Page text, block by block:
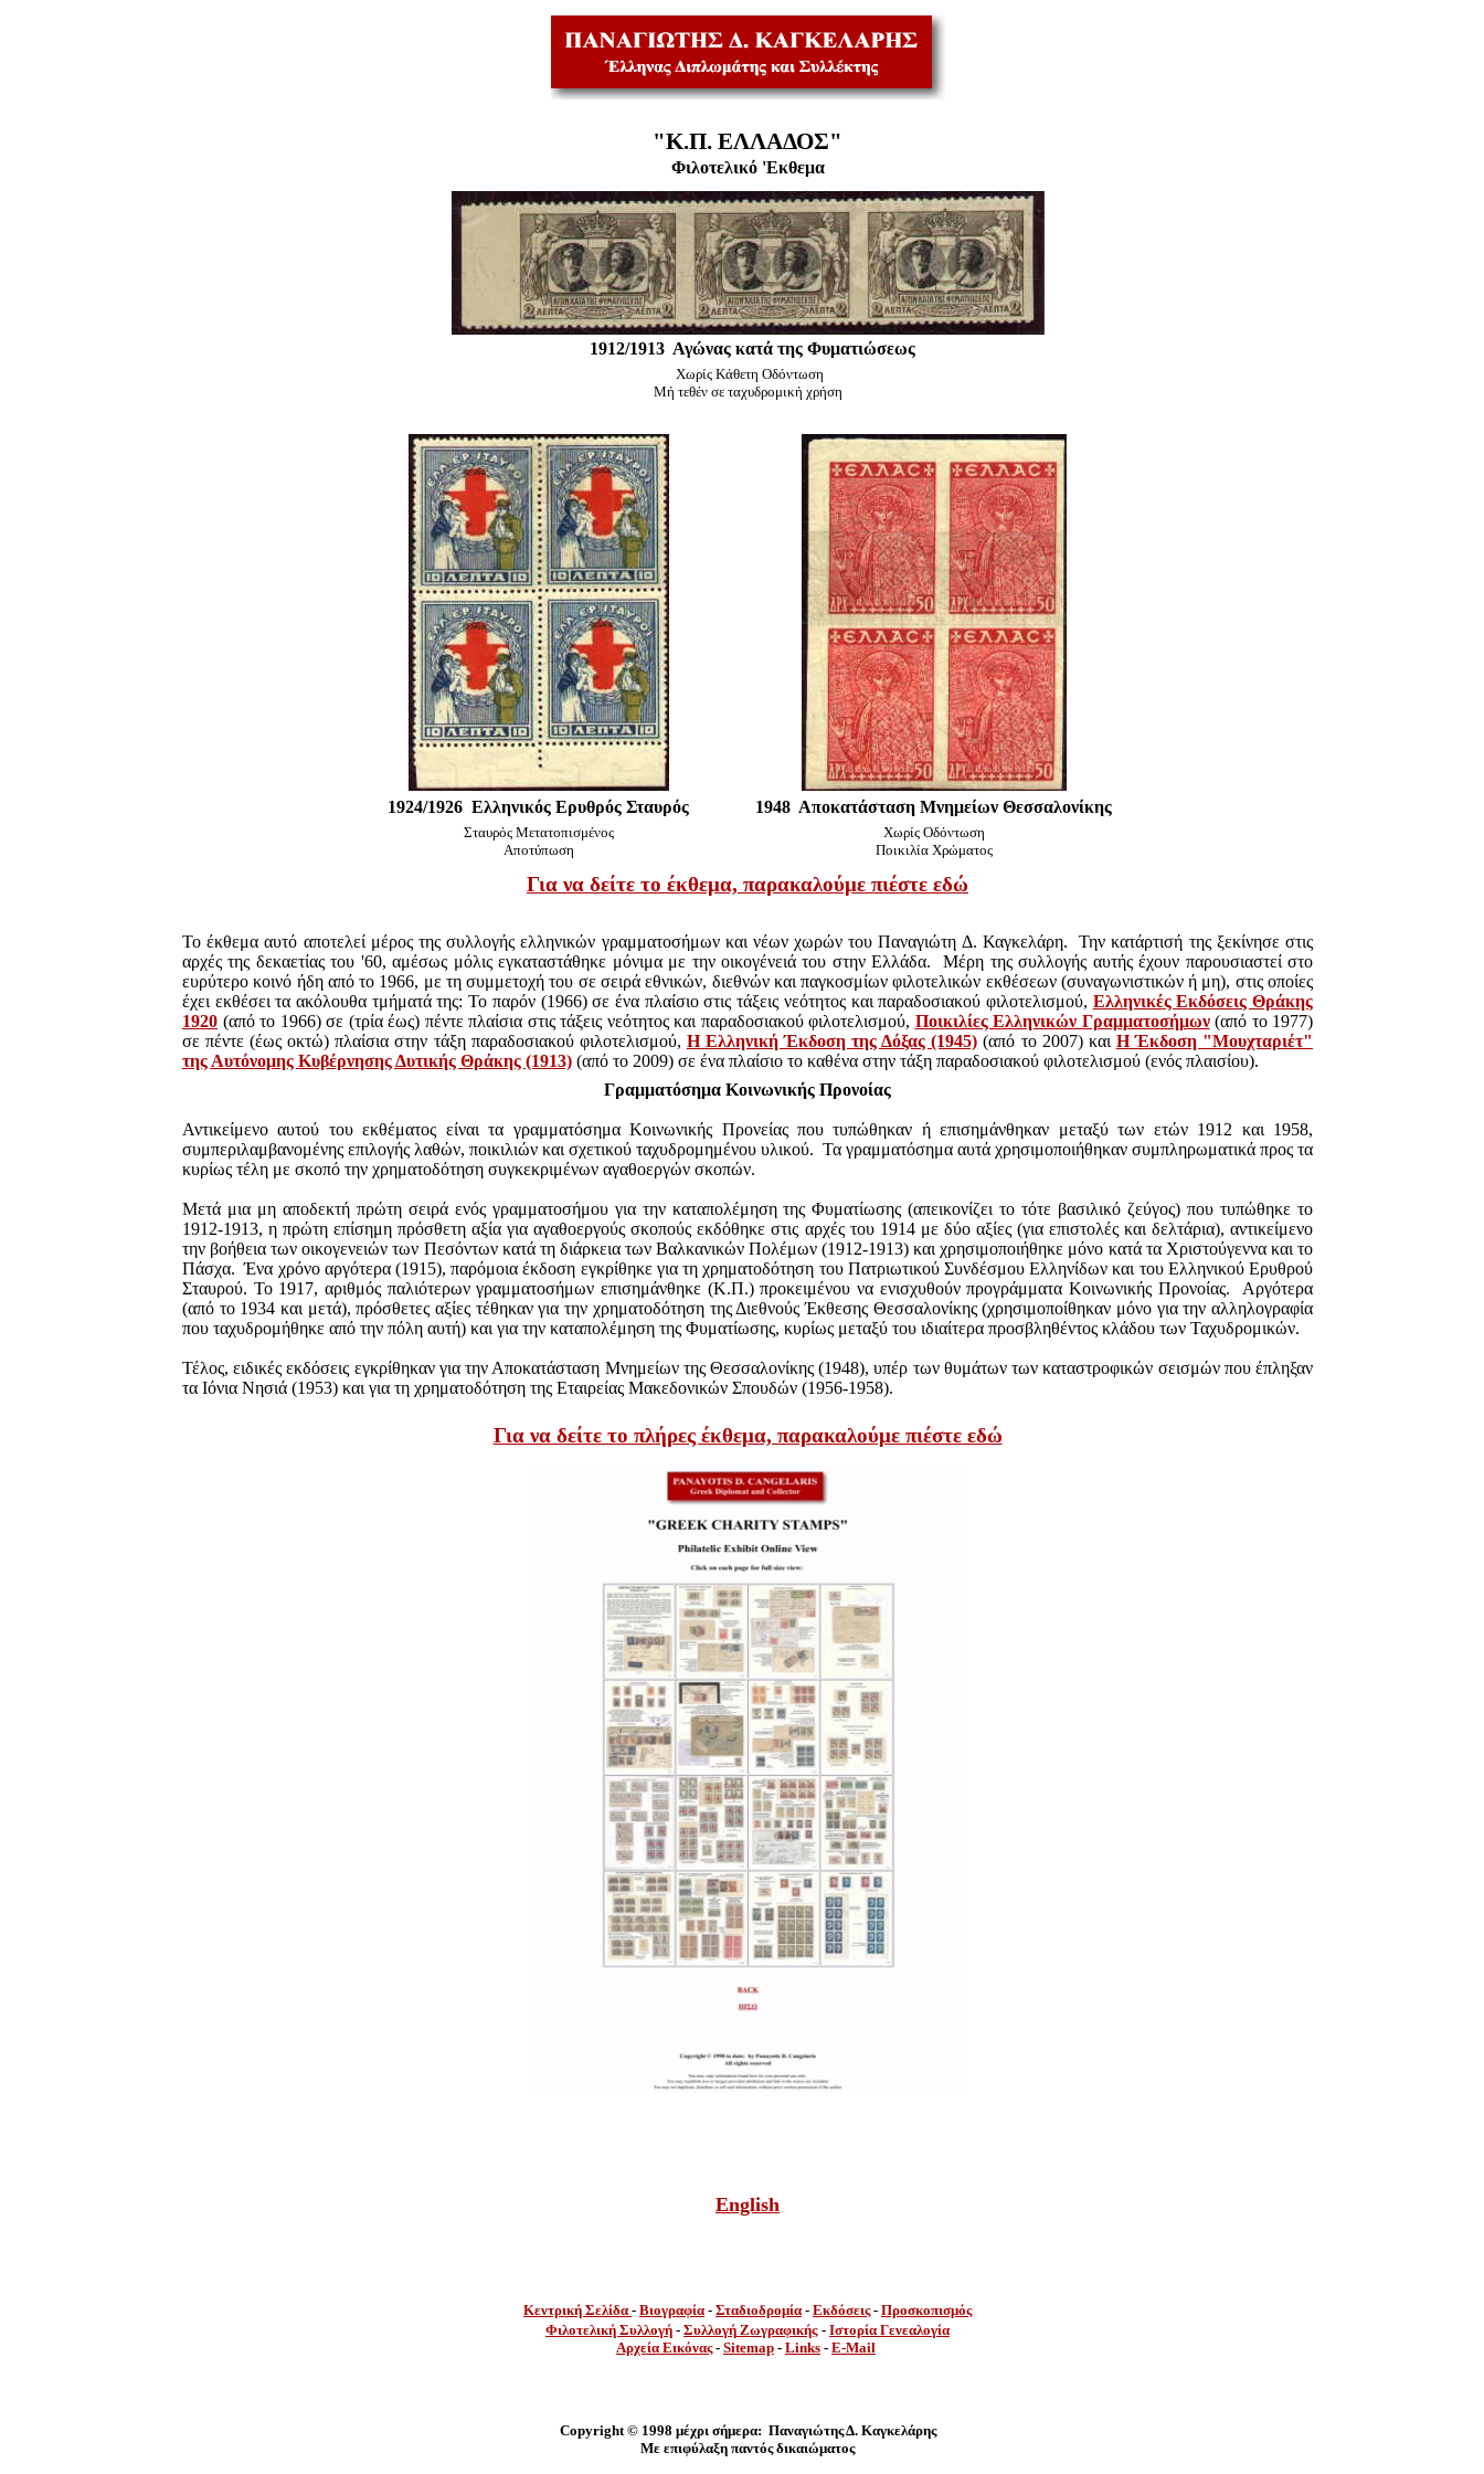
"Κ.Π. ΕΛΛΑΔΟΣ"
Φιλοτελικό 'Εκθεμα
1912/1913 Αγώνας κατά της Φυματιώσεως
Χωρίς Κάθετη Οδόντωση
Μή τεθέν σε ταχυδρομική χρήση
1924/1926 Ελληνικός Ερυθρός Σταυρός 1948 Αποκατάσταση Μνημείων Θεσσαλονίκης
Σταυρός Μετατοπισμένος
Αποτύπωση
Χωρίς Οδόντωση
Ποικιλία Χρώματος
Για να δείτε το έκθεμα, παρακαλούμε πιέστε εδώ
Το έκθεμα αυτό αποτελεί μέρος της συλλογής ελληνικών γραμματοσήμων και νέων χωρών του Παναγιώτη Δ. Καγκελάρη. Την κατάρτισή της ξεκίνησε στις
αρχές της δεκαετίας του '60, αμέσως μόλις εγκαταστάθηκε μόνιμα με την οικογένειά του στην Ελλάδα. Μέρη της συλλογής αυτής έχουν παρουσιαστεί στο
ευρύτερο κοινό ήδη από το 1966, με τη συμμετοχή του σε σειρά εθνικών, διεθνών και παγκοσμίων φιλοτελικών εκθέσεων (συναγωνιστικών ή μη), στις οποίες
έχει εκθέσει τα ακόλουθα τμήματά της: Το παρόν(1966) σε ένα πλαίσιο στις τάξεις νεότητος και παραδοσιακού φιλοτελισμού, Ελληνικές Εκδόσεις Θράκης
1920 (από το 1966) σε (τρία έως) πέντε πλαίσια στις τάξεις νεότητος και παραδοσιακού φιλοτελισμού, Ποικιλίες Ελληνικών Γραμματοσήμων(από το 1977)
σε πέντε (έως οκτώ) πλαίσια στην τάξη παραδοσιακού φιλοτελισμού, Η Ελληνική Έκδοση της Δόξας (1945) (από το 2007) και Η Έκδοση "Μουχταριέτ"
της Αυτόνομης Κυβέρνησης Δυτικής Θράκης (1913) (από το 2009) σε ένα πλαίσιο το καθένα στην τάξη παραδοσιακού φιλοτελισμού (ενός πλαισίου).
Γραμματόσημα Κοινωνικής Προνοίας
Αντικείμενο αυτού του εκθέματος είναι τα γραμματόσημα Κοινωνικής Προνείας που τυπώθηκαν ή επισημάνθηκαν μεταξύ των ετών 1912 και 1958,
συμπεριλαμβανομένης επιλογής λαθών, ποικιλιών και σχετικού ταχυδρομημένου υλικού. Τα γραμματόσημα αυτά χρησιμοποιήθηκαν συμπληρωματικά προς τα
κυρίως τέλη με σκοπό την χρηματοδότηση συγκεκριμένων αγαθοεργών σκοπών.
Μετά μια μη αποδεκτή πρώτη σειρά ενός γραμματοσήμου για την καταπολέμηση της Φυματίωσης (απεικονίζει το τότε βασιλικό ζεύγος) που τυπώθηκε το
1912-1913, η πρώτη επίσημη πρόσθετη αξία για αγαθοεργούς σκοπούς εκδόθηκε στις αρχές του 1914 με δύο αξίες (για επιστολές και δελτάρια), αντικείμενο
την βοήθεια των οικογενειών των Πεσόντων κατά τη διάρκεια των Βαλκανικών Πολέμων (1912-1913) και χρησιμοποιήθηκε μόνο κατά τα Χριστούγεννα και το
Πάσχα. Ένα χρόνο αργότερα (1915), παρόμοια έκδοση εγκρίθηκε για τη χρηματοδότηση του Πατριωτικού Συνδέσμου Ελληνίδων και του Ελληνικού Ερυθρού
Σταυρού. Το 1917, αριθμός παλιότερων γραμματοσήμων επισημάνθηκε (Κ.Π.) προκειμένου να ενισχυθούν προγράμματα Κοινωνικής Προνοίας. Αργότερα
(από το 1934 και μετά), πρόσθετες αξίες τέθηκαν για την χρηματοδότηση της Διεθνούς Έκθεσης Θεσσαλονίκης (χρησιμοποίθηκαν μόνο για την αλληλογραφία
που ταχυδρομήθηκε από την πόλη αυτή) και για την καταπολέμηση της Φυματίωσης, κυρίως μεταξύ του ιδιαίτερα προσβληθέντος κλάδου των Ταχυδρομικών.
Τέλος, ειδικές εκδόσεις εγκρίθηκαν για την Αποκατάσταση Μνημείων της Θεσσαλονίκης (1948), υπέρ των θυμάτων των καταστροφικών σεισμών που έπληξαν
τα Ιόνια Νησιά (1953) και για τη χρηματοδότηση της Εταιρείας Μακεδονικών Σπουδών (1956-1958).
Για να δείτε το πλήρες έκθεμα, παρακαλούμε πιέστε εδώ
English
Κεντρική Σελίδα - Βιογραφία - Σταδιοδρομία - Εκδόσεις- Προσκοπισμός
Φιλοτελική Συλλογή - Συλλογή Ζωγραφικής - Ιστορία Γενεαλογία
Αρχεία Εικόνας- Sitemap - Links - E-Mail
Copyright © 1998 μέχρι σήμερα: Παναγιώτης Δ. Καγκελάρης
Με επιφύλαξη παντός δικαιώματος